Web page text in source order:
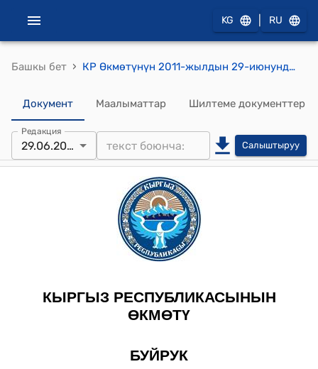
KG RU
Башкы бет › КР Өкмөтүнүн 2011-жылдын 29-июнундагы № 257-б (Көрүнүктүү драматург, кинодраматург, прозаик, Кыргыз Республикасынын искусствосуна эмгек сиңирген ишмер, Кыргыз Республикасынын эл жазуучусу, Токтогул атындагы мамлекеттик сыйлыктын лауреаты, Төлөгөн Айбергенов жана Жамбыл Жабаев атындагы эл аралык сыйлыктардын (Казакстан) лауреаты Бексултан Жакиевдин туулган күнүнүн 75 жылдыгына арналган иш-чараларды даярдоо жана өткөрүү максатында Кыргыз Республикасынын Өкмөтүнүн резервдик фондунан акча каражатын бөлүү) буйругу
Документ Маалыматтар Шилтеме документтер
Редакция
29.06.2011 Салыштыруу